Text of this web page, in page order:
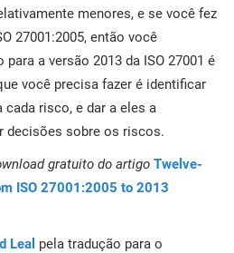
menores, e se você fez
27001:2005, então você
a versão 2013 da ISO 27001 é
você precisa fazer é identificar
risco, e dar a eles a
decisões sobre os riscos.
gratuito do artigo Twelve-
ISO 27001:2005 to 2013
Leal pela tradução para o